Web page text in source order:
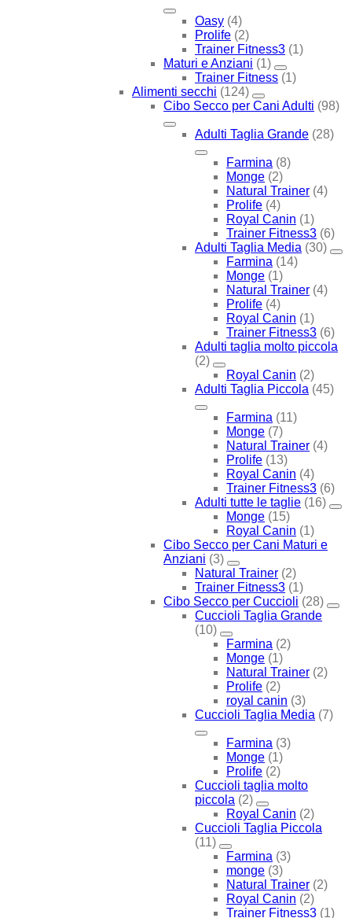
Oasy (4)
Prolife (2)
Trainer Fitness3 (1)
Maturi e Anziani (1)
Trainer Fitness (1)
Alimenti secchi (124)
Cibo Secco per Cani Adulti (98)
Adulti Taglia Grande (28)
Farmina (8)
Monge (2)
Natural Trainer (4)
Prolife (4)
Royal Canin (1)
Trainer Fitness3 (6)
Adulti Taglia Media (30)
Farmina (14)
Monge (1)
Natural Trainer (4)
Prolife (4)
Royal Canin (1)
Trainer Fitness3 (6)
Adulti taglia molto piccola
(2)
Royal Canin (2)
Adulti Taglia Piccola (45)
Farmina (11)
Monge (7)
Natural Trainer (4)
Prolife (13)
Royal Canin (4)
Trainer Fitness3 (6)
Adulti tutte le taglie (16)
Monge (15)
Royal Canin (1)
Cibo Secco per Cani Maturi e
Anziani (3)
Natural Trainer (2)
Trainer Fitness3 (1)
Cibo Secco per Cuccioli (28)
Cuccioli Taglia Grande
(10)
Farmina (2)
Monge (1)
Natural Trainer (2)
Prolife (2)
royal canin (3)
Cuccioli Taglia Media (7)
Farmina (3)
Monge (1)
Prolife (2)
Cuccioli taglia molto
piccola (2)
Royal Canin (2)
Cuccioli Taglia Piccola
(11)
Farmina (3)
monge (3)
Natural Trainer (2)
Royal Canin (2)
Trainer Fitness3 (1)